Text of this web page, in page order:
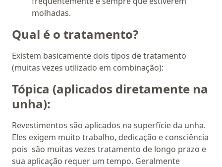
molhadas.
Qual é o tratamento?
Existem basicamente dois tipos de tratamento
(muitas vezes utilizado em combinação):
Tópica (aplicados diretamente na
unha):
Revestimentos são aplicados na superfície da unha.
Eles exigem muito trabalho, dedicação e consciência
pois são muitas vezes tratamento de longo prazo e
sua aplicação requer um tempo. Geralmente